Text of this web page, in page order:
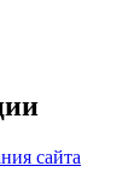
сайта